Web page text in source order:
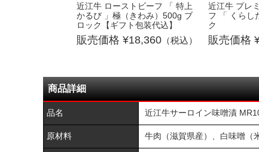
近江牛 ローストビーフ 「 特上
かるび 」極（きわみ）500g ブ
ロック【ギフト包装代込】
18,360 （税込）
近江牛 プレ
フ 「 くらし
ク
商品詳細
品名 近江牛サーロイン味噌漬
原材料 牛肉（滋賀県産）、白味噌（